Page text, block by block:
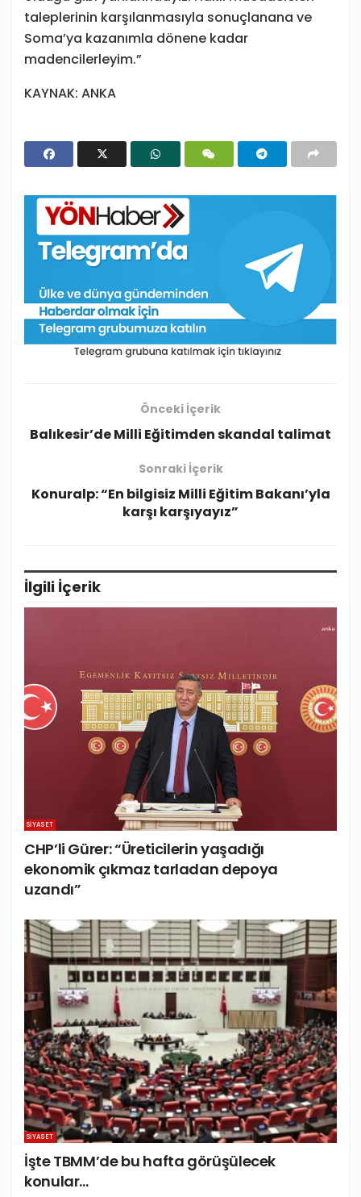
taleplerinin karşılanmasıyla sonuçlanana ve
Soma’ya kazanımla dönene kadar
madencilerleyim.”
KAYNAK: ANKA
Önceki İçerik
Balıkesir’de Milli Eğitimden skandal talimat
Sonraki İçerik
Konuralp: “En bilgisiz Milli Eğitim Bakanı’yla
karşı karşıyayız”
İlgili İçerik
SIYASET
CHP’li Gürer: “Üreticilerin yaşadığı
ekonomik çıkmaz tarladan depoya
uzandı”
SIYASET
İşte TBMM’de bu hafta görüşülecek
konular…